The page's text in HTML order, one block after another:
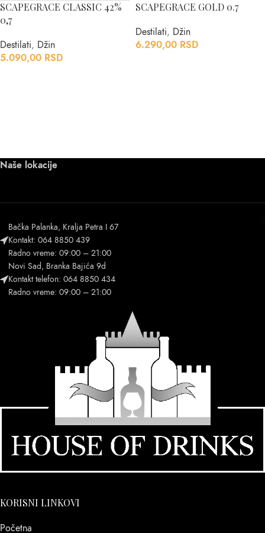
SCAPEGRACE CLASSIC 42%
0,7
Destilati, Džin
5.090,00 RSD
SCAPEGRACE GOLD 0.7
Destilati, Džin
6.290,00 RSD
Naše lokacije
Bačka Palanka, Kralja Petra I 67
Kontakt: 064 8850 439
Radno vreme: 09:00 – 21:00
Novi Sad, Branka Bajića 9d
Kontakt telefon: 064 8850 434
Radno vreme: 09:00 – 21:00
KORISNI LINKOVI
Početna